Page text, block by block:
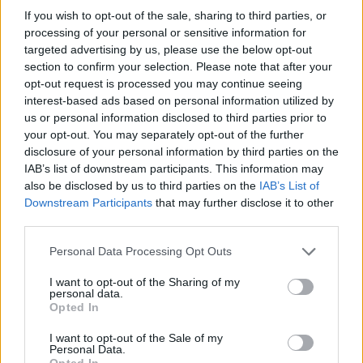
If you wish to opt-out of the sale, sharing to third parties, or
processing of your personal or sensitive information for
targeted advertising by us, please use the below opt-out
section to confirm your selection. Please note that after your
opt-out request is processed you may continue seeing
interest-based ads based on personal information utilized by
us or personal information disclosed to third parties prior to
your opt-out. You may separately opt-out of the further
disclosure of your personal information by third parties on the
IAB’s list of downstream participants. This information may
also be disclosed by us to third parties on the IAB’s List of
Downstream Participants that may further disclose it to other
Please note that this website/app uses one or more Google
not limited to your visit or usage behaviour. You may click to
grant or deny consent to Google and its third-party tags to
use your data for below specified purposes in below Google
consent section.
Personal Data Processing Opt Outs
I want to opt-out of the Sharing of my
personal data.
Opted In
I want to opt-out of the Sale of my
Personal Data.
ce
b
o
o
k
it
te
r
te
re
st
at
s
A
p
p
a
re
Articolo precedente
Prossimo articolo
NOTIZIE RECENTI
Raid nelle campagne di Berchidda, rischio per
la rete elettrica
Monte Pino, via i cancelli del cantiere: la Gallura
ritrova la strada
Nuovi stalli residenti a Palau, il Comune
completa l’iter